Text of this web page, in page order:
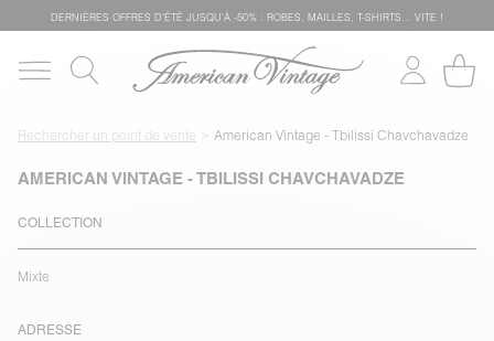
DERNIÈRES OFFRES D'ÉTÊ JUSQU'À -50% : ROBES, MAILLES, T-SHIRTS... VITE !
Rechercher un point de vente American Vintage - Tbilissi Chavchavadze
AMERICAN VINTAGE - TBILISSI CHAVCHAVADZE
COLLECTION
Mixte
ADRESSE